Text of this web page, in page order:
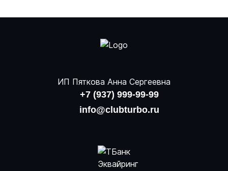
ИП Пяткова Анна Сергеевна
+7 (937) 999-99-99
info@clubturbo.ru